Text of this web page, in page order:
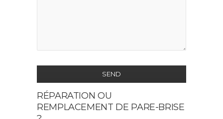
SEND
This
field
RÉPARATION OU
REMPLACEMENT DE PARE-BRISE